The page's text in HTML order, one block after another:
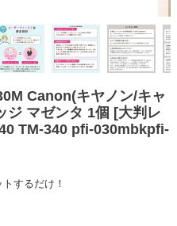
Canon(キヤノン/キャ
ジ マゼンタ 1個 [大判レ
TM-340 pfi-030mbkpfi-
するだけ！